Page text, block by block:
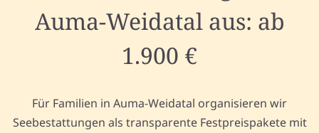
Auma-Weidatal aus: ab
1.900 €
Für Familien in Auma-Weidatal organisieren wir
Seebestattungen als transparente Festpreispakete mit